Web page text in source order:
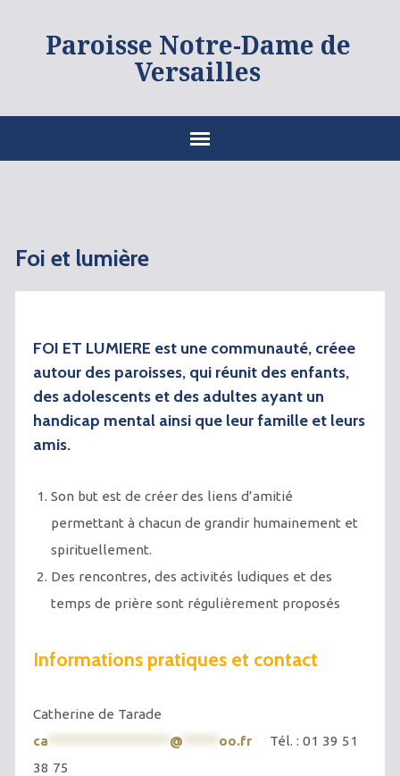
Paroisse Notre-Dame de
Versailles
Foi et lumière
FOI ET LUMIERE est une communauté, créee
autour des paroisses, qui réunit des enfants,
des adolescents et des adultes ayant un
handicap mental ainsi que leur famille et leurs
amis.
Son but est de créer des liens d’amitié
permettant à chacun de grandir humainement et
spirituellement.
Des rencontres, des activités ludiques et des
temps de prière sont régulièrement proposés
Informations pratiques et contact
Catherine de Tarade
ca
@ oo.frTél. : 01 39 51
38 75